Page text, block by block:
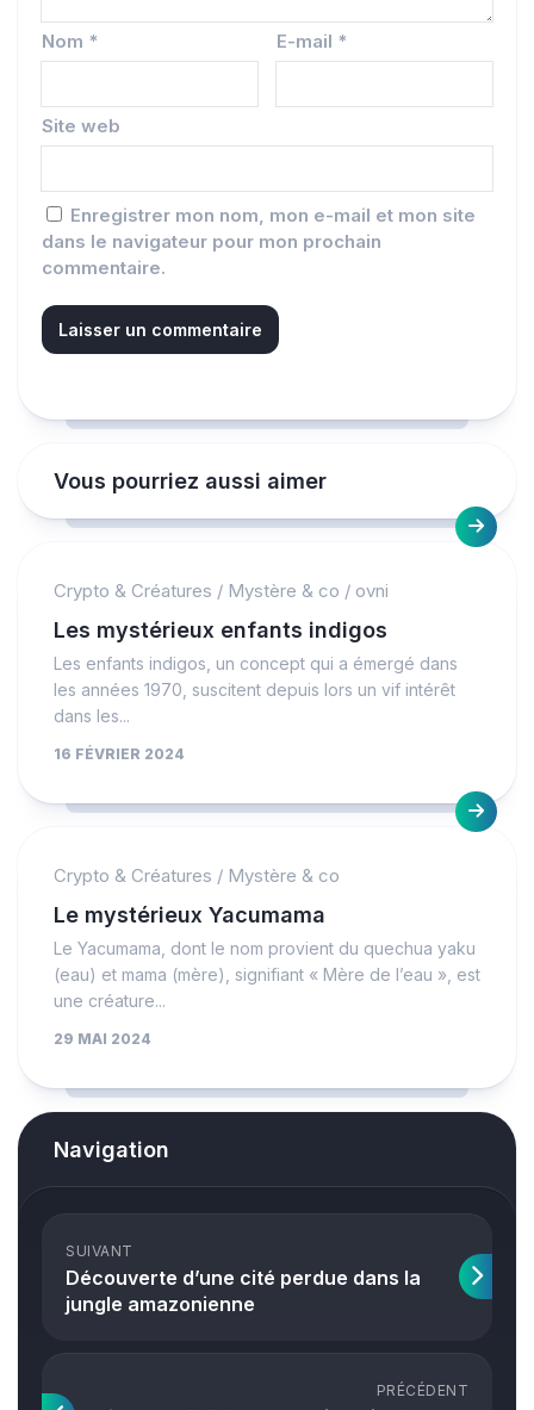
Nom * E-mail *
Site web
Enregistrer mon nom, mon e-mail et mon site
dans le navigateur pour mon prochain
commentaire.
Vous pourriez aussi aimer
Crypto & Créatures / Mystère & co / ovni
Les mystérieux enfants indigos
Les enfants indigos, un concept qui a émergé dans
les années 1970, suscitent depuis lors un vif intérêt
dans les...
16 FÉVRIER 2024
Crypto & Créatures / Mystère & co
Le mystérieux Yacumama
Le Yacumama, dont le nom provient du quechua yaku
(eau) et mama (mère), signifiant « Mère de l’eau », est
une créature...
29 MAI 2024
Navigation
SUIVANT
Découverte d’une cité perdue dans la
jungle amazonienne
PRÉCÉDENT